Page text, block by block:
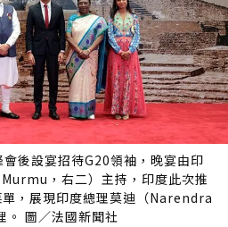
後設宴招待G20領袖，晚宴由印
，右二）主持，印度此次推
，展現印度總理莫迪（Narendra
。 圖／法國新聞社